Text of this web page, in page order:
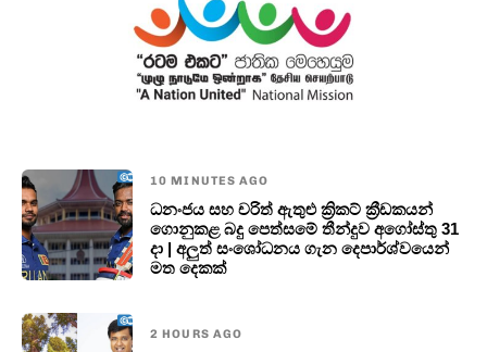
10 MINUTES AGO
ධනංජය සහ චරිත් ඇතුළු ක්‍රිකට් ක්‍රීඩකයන්
ගොනුකළ බදු පෙත්සමේ තීන්දුව අගෝස්තු 31
දා | අලුත් සංශෝධනය ගැන දෙපාර්ශ්වයෙන්
මත දෙකක්
2 HOURS AGO